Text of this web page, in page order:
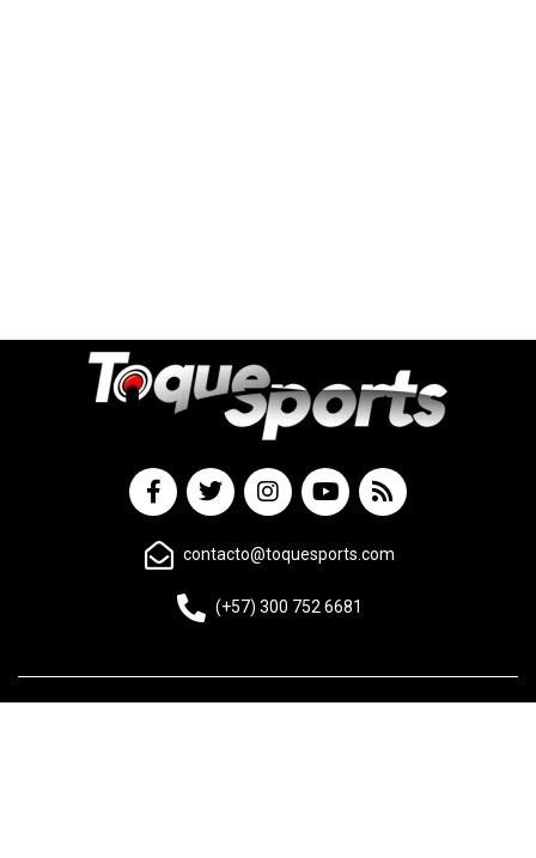
contacto@toquesports.com
(+57) 300 752 6681